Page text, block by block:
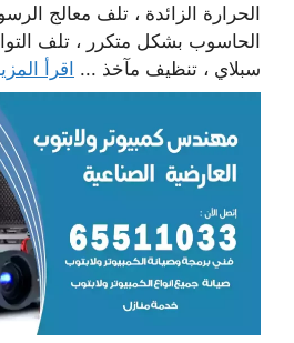
الحرارة الزائدة ، تلف معالج
الحاسوب بشكل متكرر ، تلف
سبلاي ، تنظيف مآخذ ... اقرأ